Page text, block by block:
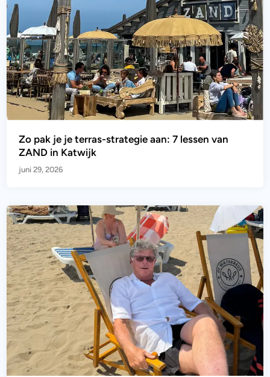
Zo pak je je terras-strategie aan: 7 lessen van
ZAND in Katwijk
juni 29, 2026